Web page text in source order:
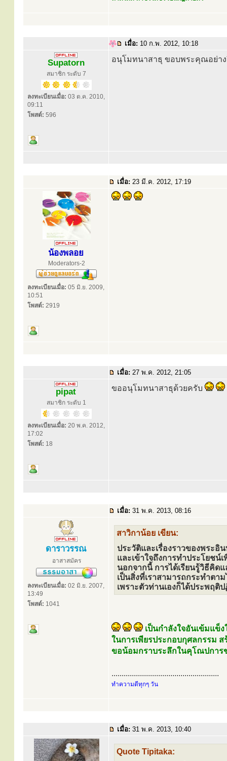
เมื่อ: 10 ก.พ. 2012, 10:18
Supatorn
สมาชิก ระดับ 7
ลงทะเบียนเมื่อ: 03 ต.ค. 2010,
09:11
โพสต์: 596
อนุโมทนาสาธุ ขอบพระคุณอย่า
เมื่อ: 23 มี.ค. 2012, 17:19
น้องพลอย
Moderators-2
ลงทะเบียนเมื่อ: 05 มิ.ย. 2009,
10:51
โพสต์: 2919
เมื่อ: 27 พ.ค. 2012, 21:05
pipat
สมาชิก ระดับ 1
ลงทะเบียนเมื่อ: 20 พ.ค. 2012,
17:02
โพสต์: 18
ขออนุโมทนาสาธุด้วยครับ
เมื่อ: 31 พ.ค. 2013, 08:16
ดาราวรรณ
อาสาสมัคร
ลงทะเบียนเมื่อ: 02 มิ.ย. 2007,
13:49
โพสต์: 1041
สาวิกาน้อย เขียน:
ประวัติและเรื่องราวของพระอิ
และเข้าใจถึงการทำประโยชน์
นอกจากนี้ การได้เรียนรู้วิธีคิด
เป็นสิ่งที่เราสามารถกระทำตา
เพราะตัวท่านเองก็ได้ประพฤ
เป็นกำลังใจอันเข้มแข็
ในการเพียรประกอบกุศลกรรม
ขอน้อมกราบระลึกในคุโณปการ
.....................................................
ทำความดีทุกๆ วัน
เมื่อ: 31 พ.ค. 2013, 10:40
Quote Tipitaka: